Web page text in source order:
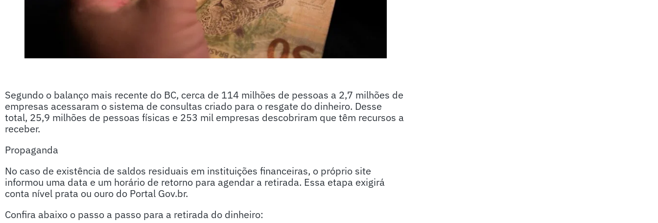
Segundo o balanço mais recente do BC, cerca de 114 milhões de pessoas a 2,7 milhões de
empresas acessaram o sistema de consultas criado para o resgate do dinheiro. Desse
total, 25,9 milhões de pessoas físicas e 253 mil empresas descobriram que têm recursos a
receber.
Propaganda
No caso de existência de saldos residuais em instituições financeiras, o próprio site
informou uma data e um horário de retorno para agendar a retirada. Essa etapa exigirá
conta nível prata ou ouro do Portal Gov.br.
Confira abaixo o passo a passo para a retirada do dinheiro: